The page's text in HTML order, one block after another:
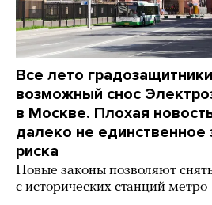
Все лето
возможный снос
в Москве. Плохая
далеко не единственное
риска
Новые законы позволяют
с исторических станций метро